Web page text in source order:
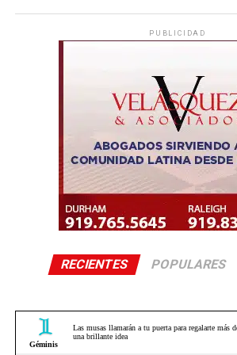
PUBLICIDAD
RECIENTES POPULARES